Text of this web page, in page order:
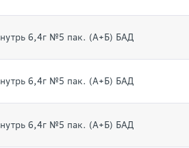
6,4г №5 пак. (А+Б) БАД
6,4г №5 пак. (А+Б) БАД
6,4г №5 пак. (А+Б) БАД